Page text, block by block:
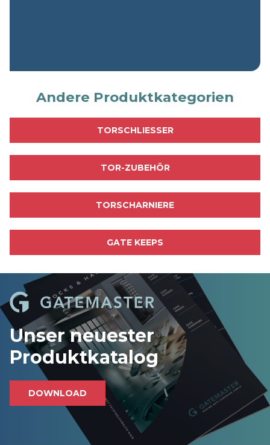
F
E
Andere Produktkategorien
TORSCHLIESSER
TOR-ZUBEHÖR
TORSCHARNIERE
GATE KEEPS
Unser neuester
Produktkatalog
DOWNLOAD